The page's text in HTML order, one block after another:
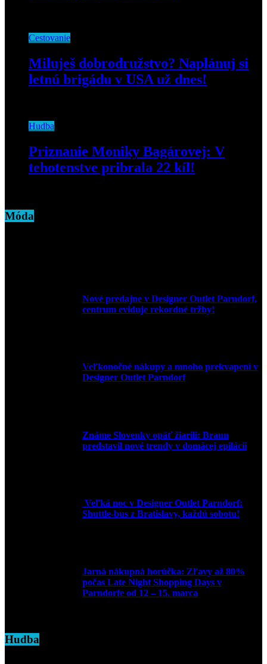
Cestovanie
Miluješ dobrodružstvo? Naplánuj si
letnú brigádu v USA už dnes!
Hudba
Priznanie Moniky Bagárovej: V
tehotenstve pribrala 22 kíl!
Móda
Nové predajne v Designer Outlet Parndorf,
centrum eviduje rekordné tržby!
Veľkonočné nákupy a mnoho prekvapení v
Designer Outlet Parndorf
Známe Slovenky opäť žiarili: Braun
predstavil nové trendy v domácej epilácii
Veľká noc v Designer Outlet Parndorf:
Shuttle-bus z Bratislavy, každú sobotu!
Jarná nákupná horúčka: Zľavy až 80%
počas Late Night Shopping Days v
Parndorfe od 12 – 15. marca
Hudba